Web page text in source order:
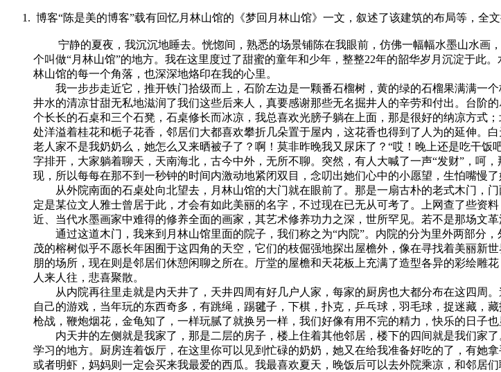
博客“陈是美的博客”载有回忆月林山馆的《梦回月林山馆》一文，叙述了该建筑的布局等，全文
宁静的夏夜，我沉沉地睡去。恍惚间，熟悉的场景铺陈在我眼前，仿佛一幅幅水墨山水画
个叫做“月林山馆”的地方。我在这里度过了甜蜜的童年和少年，整整22年的韶华岁月沉淀于此
林山馆的每一个角落，也深深地烙印在我的心里。
我一步步走近它，推开铁门拾级而上，石阶左边是一颗番石榴树，黄的绿的石榴果满满一个
井水的清凉甘甜无私地滋润了我们这些后来人，真要感谢那些无名掘井人的辛劳和付出。台阶
个长长的石桌和三个石凳，石桌修长而冰凉，我总喜欢光膀子躺在上面，那是很好的纳凉方式
处洋溢着桂花和栀子花香，邻居们大都喜欢攀折几朵置于屋内，这花香也得到了人为的延伸。
老人家不是我奶奶么，她怎么又来晒被子了？啊！莫非昨晚我又尿床了？“哎！晚上还是吃干
字排开，大家躺着聊天，天南海北，古今中外，无所不聊。突然，有人大喊了一声“发财”，呵
现，所以每每在那不到一秒钟的时间内激动地紧闭双目，念叨出她们心中的小愿望，生怕嘴慢了
从外院南面的石桌处向北望去，月林山馆的大门就在眼前了。那是一扇古朴的老式木门，门
定是某位文人雅士曾居于此，才会有如此美丽的名字，不过现在已无从可考了。上网查了些资
近、当代水墨画家中难得的修养全面的画家，其艺术修养功力之深，世所罕见。若不是那场文
通过这道木门，我来到月林山馆里面的院子，我们称之为“内院”。内院的分为里外两部分
茂的榕树似乎不愿长年困囿于这四角的天空，它们的枝倔强地探出屋檐外，像在寻找着美丽新
朋的场所，现在则是邻居们休憩闲聊之所在。厅堂的屋檐和天花板上充满了造型各异的彩绘雕
人来人往，悲喜聚散。
从内院再往里走就是内天井了，天井四周有好几户人家，每家的厨房也大都分布在这四周
自己的游戏，当年玩的东西奇多，有跳绳，踢毽子，下棋，扑克，乒乓球，羽毛球，捉迷藏，
枪战，鞭炮烟花，金龟知了，一样玩腻了就换另一样，我们好像有用不完的精力，快乐的日子也
内天井的左侧就是我家了，那是二层的房子，楼上住着其他邻居，楼下的四间就是我们家
学习的地方。厨房连着饭厅，在这里你可以见到忙碌的奶奶，她又在给我准备好吃的了，有她
或者明虾，妈妈则一定会买来我最爱的西瓜。我最喜欢夏天，晚饭后可以去外院乘凉，和邻居